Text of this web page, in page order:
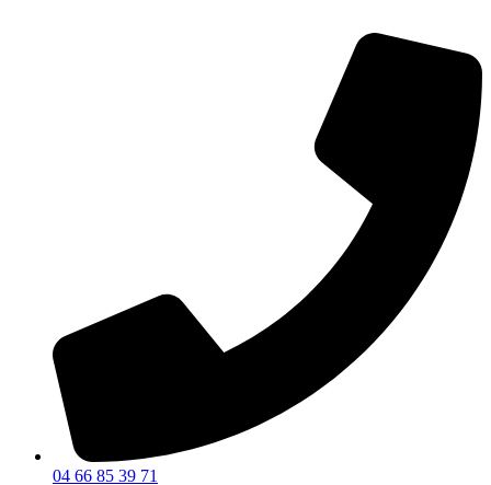
04 66 85 39 71